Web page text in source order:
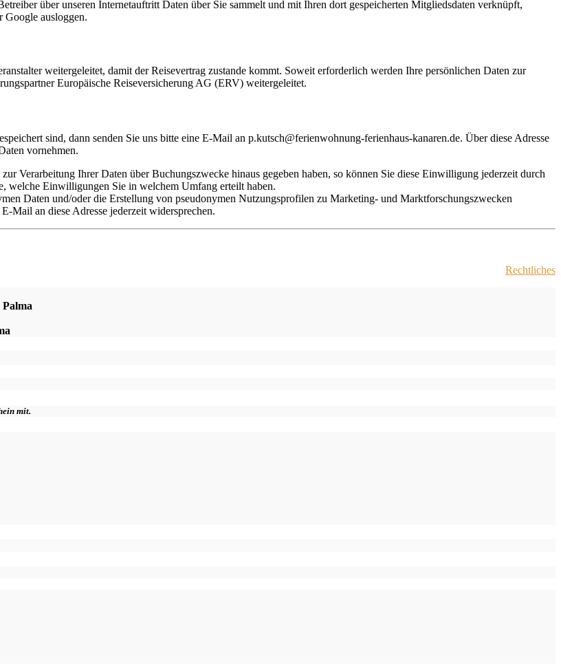
über unseren Internetauftritt Daten über Sie sammelt und mit Ihren dort gespeicherten Mitgliedsdaten verknüpft,
Google ausloggen.
weitergeleitet, damit der Reisevertrag zustande kommt. Soweit erforderlich werden Ihre persönlichen Daten zur
Europäische Reiseversicherung AG (ERV) weitergeleitet.
sind, dann senden Sie uns bitte eine E-Mail an p.kutsch@ferienwohnung-ferienhaus-kanaren.de. Über diese Adresse
vornehmen.
Verarbeitung Ihrer Daten über Buchungszwecke hinaus gegeben haben, so können Sie diese Einwilligung jederzeit durch
welche Einwilligungen Sie in welchem Umfang erteilt haben.
Daten und/oder die Erstellung von pseudonymen Nutzungsprofilen zu Marketing- und Marktforschungszwecken
Mail an diese Adresse jederzeit widersprechen.
Rechtliches
mit.